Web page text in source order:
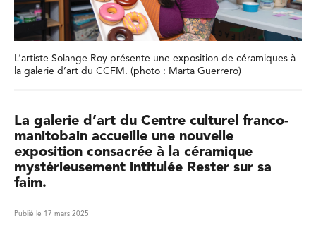
L’artiste Solange Roy présente une exposition de céramiques à
la galerie d’art du CCFM. (photo : Marta Guerrero)
La galerie d’art du Centre culturel franco-
manitobain accueille une nouvelle
exposition consacrée à la céramique
mystérieusement intitulée Rester sur sa
faim.
Publié le 17 mars 2025